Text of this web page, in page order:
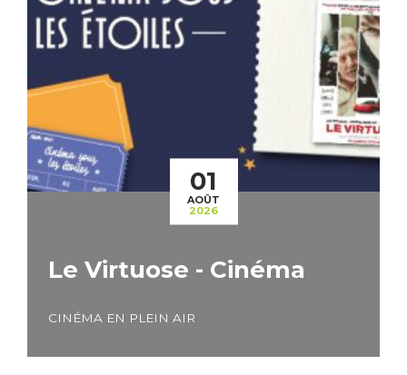
01
AOÛT
2026
Le Virtuose - Cinéma
CINÉMA EN PLEIN AIR